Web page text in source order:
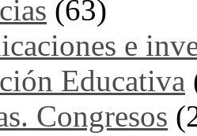
(63)
e
Educativa
Congresos